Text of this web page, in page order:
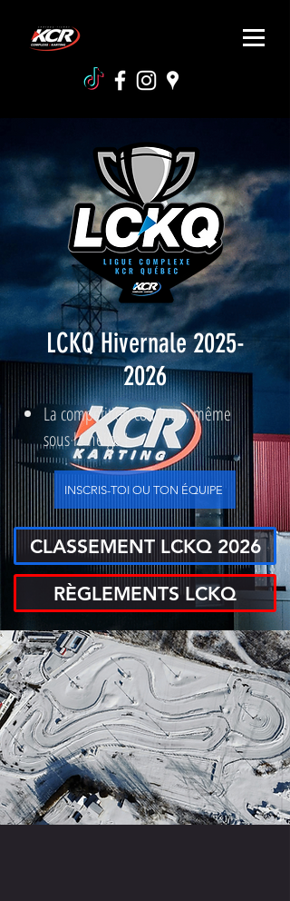
LCKQ Hivernale2025-
2026
La compétition continue, même
sous la neige !
INSCRIS-TOI OU TON ÉQUIPE
CLASSEMENT LCKQ 2026
RÈGLEMENTS LCKQ